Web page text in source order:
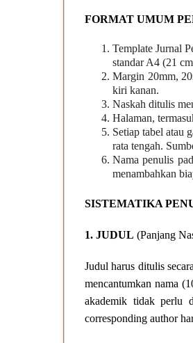
FORMAT UMUM
Template Jurnal
standar A4 (21
Margin 20mm,
kiri kanan.
Naskah ditulis
Halaman,
Setiap tabel atau
rata tengah.
Nama penulis
menambahkan
SISTEMATIKA
1. JUDUL (Panjang
Judul harus ditulis
mencantumkan nama
akademik tidak perlu
corresponding author